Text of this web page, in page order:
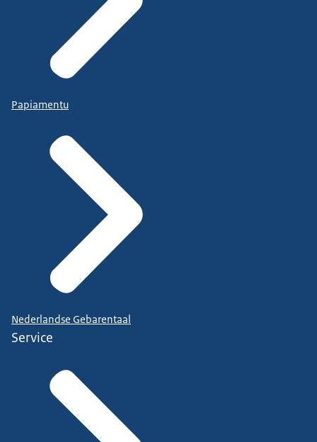
Papiamentu
Nederlandse Gebarentaal
Service